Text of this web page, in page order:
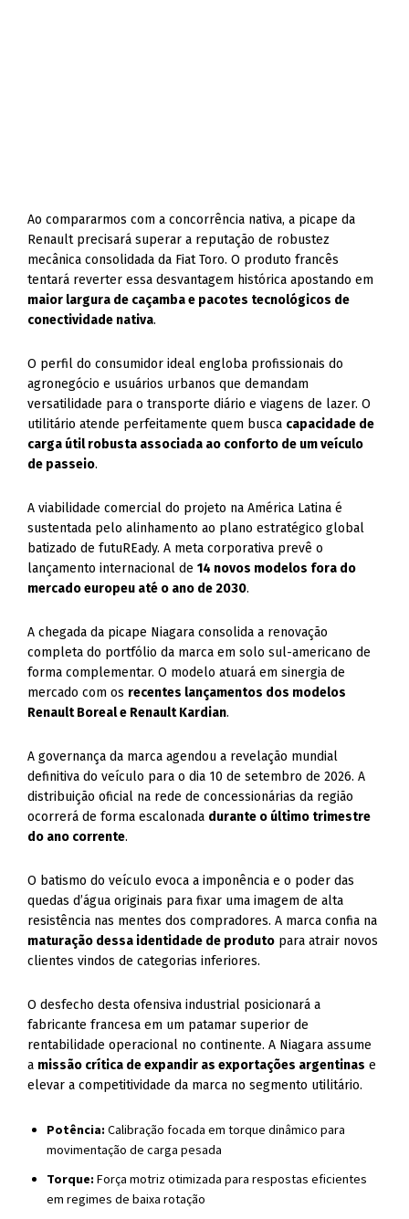
Ao compararmos com a concorrência nativa, a picape da
Renault precisará superar a reputação de robustez
mecânica consolidada da Fiat Toro. O produto francês
tentará reverter essa desvantagem histórica apostando em
maior largura de caçamba e pacotes tecnológicos de
conectividade nativa.
O perfil do consumidor ideal engloba profissionais do
agronegócio e usuários urbanos que demandam
versatilidade para o transporte diário e viagens de lazer. O
utilitário atende perfeitamente quem busca capacidade de
carga útil robusta associada ao conforto de um veículo
de passeio.
A viabilidade comercial do projeto na América Latina é
sustentada pelo alinhamento ao plano estratégico global
batizado de futuREady. A meta corporativa prevê o
lançamento internacional de14 novos modelos fora do
mercado europeu até o ano de 2030.
A chegada da picape Niagara consolida a renovação
completa do portfólio da marca em solo sul-americano de
forma complementar. O modelo atuará em sinergia de
mercado com os recentes lançamentos dos modelos
Renault Boreal e Renault Kardian.
A governança da marca agendou a revelação mundial
definitiva do veículo para o dia 10 de setembro de 2026. A
distribuição oficial na rede de concessionárias da região
ocorrerá de forma escalonada durante o último trimestre
do ano corrente.
O batismo do veículo evoca a imponência e o poder das
quedas d’água originais para fixar uma imagem de alta
resistência nas mentes dos compradores. A marca confia na
maturação dessa identidade de produto para atrair novos
clientes vindos de categorias inferiores.
O desfecho desta ofensiva industrial posicionará a
fabricante francesa em um patamar superior de
rentabilidade operacional no continente. A Niagara assume
a missão crítica de expandir as exportações argentinas e
elevar a competitividade da marca no segmento utilitário.
Potência: Calibração focada em torque dinâmico para
movimentação de carga pesada
Torque: Força motriz otimizada para respostas eficientes
em regimes de baixa rotação